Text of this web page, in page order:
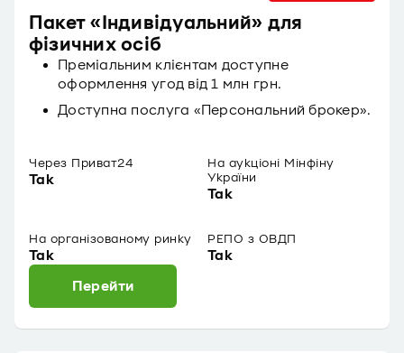
Пакет «Індивідуальний» для
фізичних осіб
Преміальним клієнтам доступне
оформлення угод від 1 млн грн.
Доступна послуга «Персональний брокер».
Через Приват24
Так
На аукціоні Мінфіну
України
Так
На організованому ринку
Так
РЕПО з ОВДП
Так
Перейти